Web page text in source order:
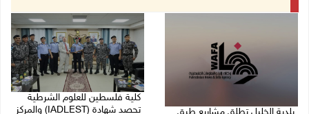
كلية فلسطين للعلوم الشرطية
تحصد شهادة (IADLEST) والمركز